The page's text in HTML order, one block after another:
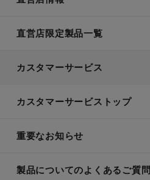
直営店限定製品一覧
カスタマーサービス
カスタマーサービストップ
重要なお知らせ
製品についてのよくあるご質問